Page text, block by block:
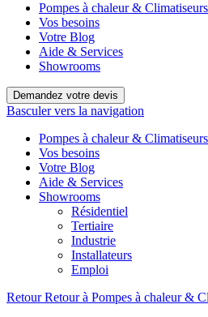
Pompes à chaleur & Climatiseurs
Vos besoins
Votre Blog
Aide & Services
Showrooms
Demandez votre devis
Basculer vers la navigation
Pompes à chaleur & Climatiseurs
Vos besoins
Votre Blog
Aide & Services
Showrooms
Résidentiel
Tertiaire
Industrie
Installateurs
Emploi
Retour Retour à Pompes à chaleur &